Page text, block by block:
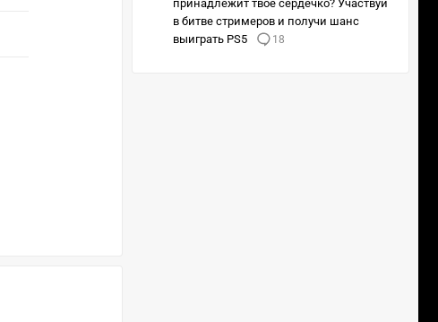
принадлежит твое сердечко? Участвуй
в битве стримеров и получи шанс
выиграть PS5
18